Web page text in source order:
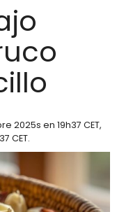
2025s en 19h37 CET,
CET.